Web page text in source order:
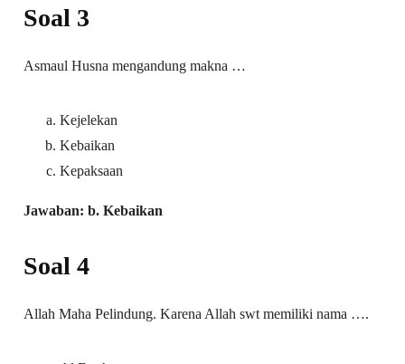
Soal 3
Asmaul Husna mengandung makna …
Kejelekan
Kebaikan
Kepaksaan
Jawaban: b. Kebaikan
Soal 4
Allah Maha Pelindung. Karena Allah swt memiliki nama ….